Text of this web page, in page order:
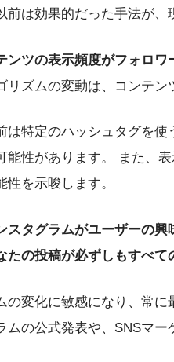
前は効果的だった手法が、
ンツの表示頻度がフォロ
リズムの変動は、コンテン
は特定のハッシュタグを
能性があります。 また、
性を示唆します。
スタグラムがユーザーの
たの投稿が必ずしもすべて
の変化に敏感になり、常に
ムの公式発表や、SNSマ